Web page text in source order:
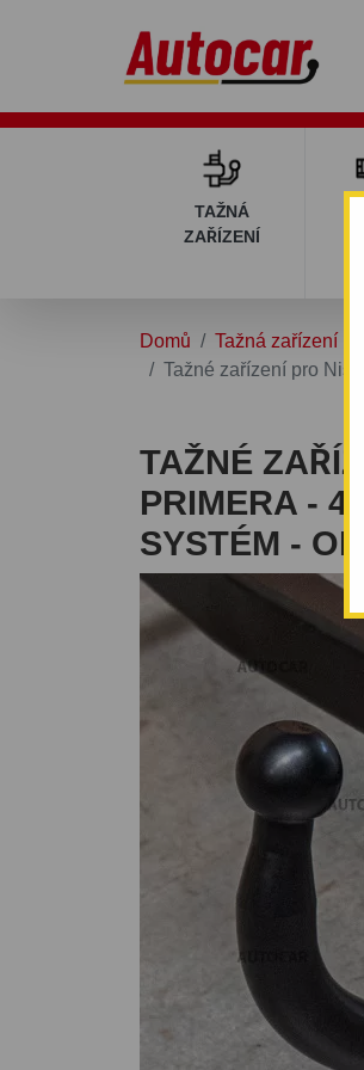
TAŽNÁ
ZAŘÍZENÍ
Domů Tažná zařízení
Tažné zařízení pro
TAŽNÉ
PRIMERA -
SYSTÉM -